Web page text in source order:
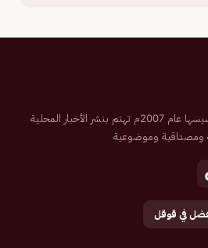
صحيفة إلكترونية سعودية تم تأسيسها عام 2007م تهتم بنشر الأخبار المحلية
ومصداقية وموضوعية
في قوقل